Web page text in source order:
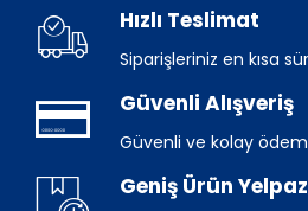
Hızlı Teslimat
Siparişleriniz en kısa
Güvenli Alışveriş
Güvenli ve kolay
Geniş Ürün